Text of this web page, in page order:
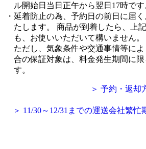
ル開始日当日正午から翌日17時です
延着防止の為、予約日の前日に届
たします。 商品が到着したら、上
も、お使いいただいて構いません。
ただし、気象条件や交通事情等に
合の保証対象は、料金発生期間に限
す。
＞ 予約・返却
＞ 11/30～12/31までの運送会社繁